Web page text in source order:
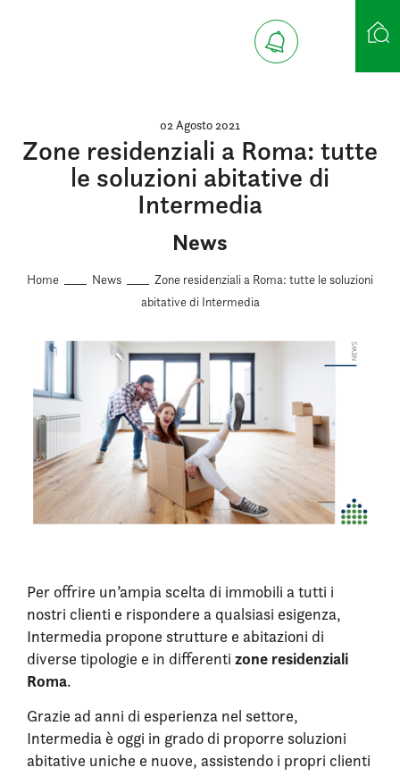
Ricerca case
02 Agosto 2021
Zone residenziali a Roma: tutte
le soluzioni abitative di
Intermedia
News
Home News
Zone residenziali a Roma: tutte le soluzioni
abitative di Intermedia
Per offrire un’ampia scelta di immobili a tutti i
nostri clienti e rispondere a qualsiasi esigenza,
Intermedia propone strutture e abitazioni di
diverse tipologie e in differenti zone residenziali
Roma.
Grazie ad anni di esperienza nel settore,
Intermedia è oggi in grado di proporre soluzioni
abitative uniche e nuove, assistendo i propri clienti